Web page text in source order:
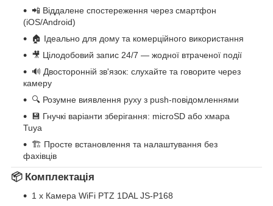
📲 Віддалене спостереження через смартфон
(iOS/Android)
🏠 Ідеально для дому та комерційного використання
🎥 Цілодобовий запис 24/7 — жодної втраченої події
🔊 Двосторонній зв'язок: слухайте та говорите через
камеру
🔍 Розумне виявлення руху з push-повідомленнями
💾 Гнучкі варіанти зберігання: microSD або хмара
Tuya
🏗 Просте встановлення та налаштування без
фахівців
📦 Комплектація
1 x Камера WiFi PTZ 1DAL JS-P168